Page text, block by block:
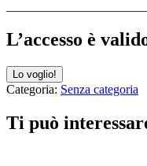
L’accesso è
Wannabe
Interpreter
quantità
Lo voglio!
Categoria: Senza categoria
Ti può